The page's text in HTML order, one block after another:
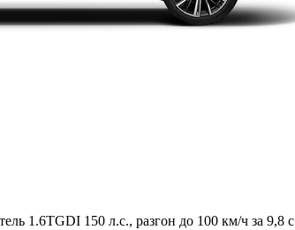
1.6TGDI 150 л.с., разгон до 100 км/ч за 9,8 с